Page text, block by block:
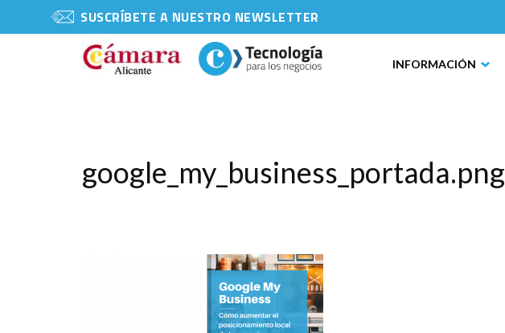
SUSCRÍBETE A NUESTRO NEWSLETTER
INFORMACIÓN
google_my_business_portada.png